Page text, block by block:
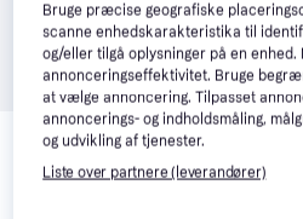
Relaterede
Se vores forslag til andre
Bruge præcise geografiske
scanne enhedskarakteristika til
og/eller tilgå oplysninger på en enhed.
annonceringseffektivitet. Bruge
at vælge annoncering. Tilpasset
annoncerings- og indholdsmåling,
og udvikling af tjenester.
Liste over partnere (leverandører)